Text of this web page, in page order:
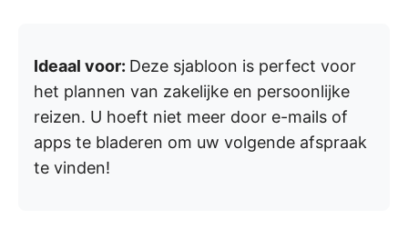
Ideaal voor: Deze sjabloon is perfect voor
het plannen van zakelijke en persoonlijke
reizen. U hoeft niet meer door e-mails of
apps te bladeren om uw volgende afspraak
te vinden!